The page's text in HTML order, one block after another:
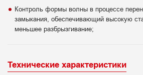
Контроль формы волны в процессе
замыкания, обеспечивающий высокую
меньшее разбрызгивание;
Технические характеристики